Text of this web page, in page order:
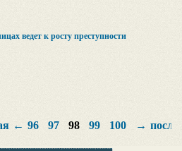
ведет к росту преступности
← 96 97 98 99 100 →